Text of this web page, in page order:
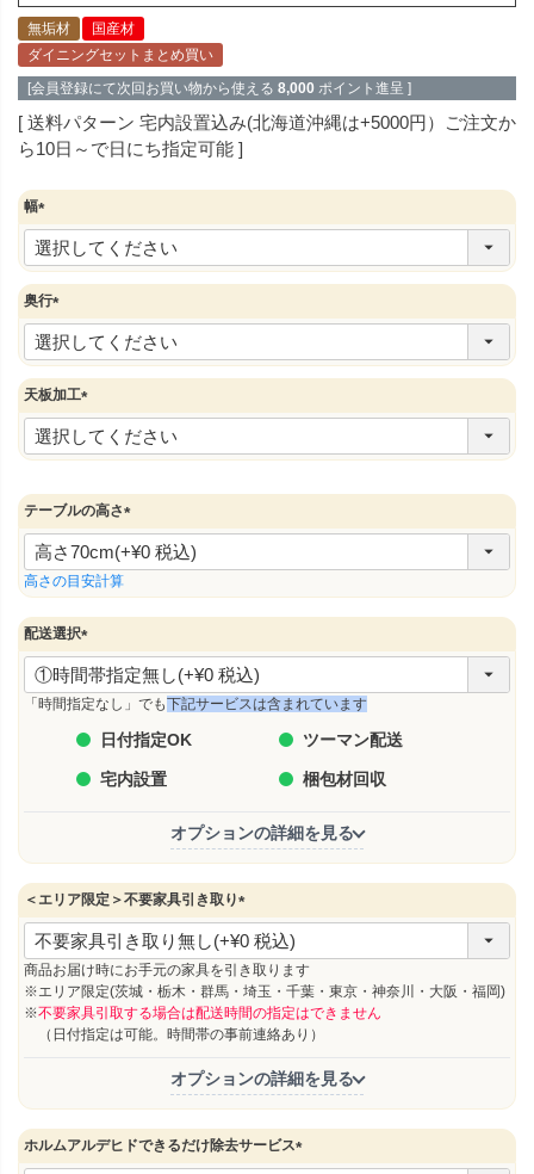
無垢材
国産材
ダイニングセットまとめ買い
[会員登録にて次回お買い物から使える 8,000 ポイント進呈 ]
送料パターン 宅内設置込み(北海道沖縄は+5000円）ご注文か
ら10日～で日にち指定可能
幅
(
必
須
)
奥行
(
必
須
)
天板加工
(
必
須
テーブルの高さ
(
必
)
高さの目安計算
配送選択
(
必
須
「時間指定なし」でも下記サービスは含まれています
日付指定OK ツーマン配送
宅内設置 梱包材回収
オプションの詳細を見る
＜エリア限定＞不要家具引き取り
(
必
須
商品お届け時にお手元の家具を引き取ります
※エリア限定(茨城・栃木・群馬・埼玉・千葉・東京・神奈川・大阪・福岡)
※不要家具引取する場合は配送時間の指定はできません
（日付指定は可能。時間帯の事前連絡あり）
オプションの詳細を見る
ホルムアルデヒドできるだけ除去サービス